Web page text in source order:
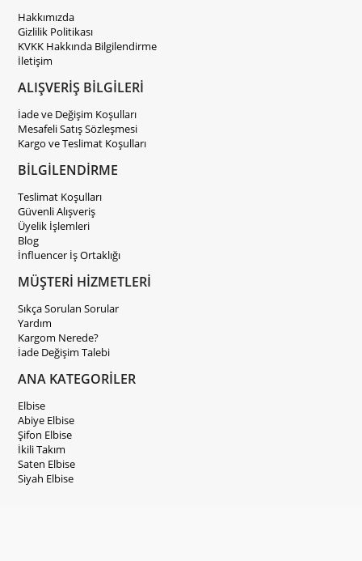
Hakkımızda
Gizlilik Politikası
KVKK Hakkında Bilgilendirme
İletişim
ALIŞVERİŞ BİLGİLERİ
İade ve Değişim Koşulları
Mesafeli Satış Sözleşmesi
Kargo ve Teslimat Koşulları
BİLGİLENDİRME
Teslimat Koşulları
Güvenli Alışveriş
Üyelik İşlemleri
Blog
İnfluencer İş Ortaklığı
MÜŞTERİ HİZMETLERİ
Sıkça Sorulan Sorular
Yardım
Kargom Nerede?
İade Değişim Talebi
ANA KATEGORİLER
Elbise
Abiye Elbise
Şifon Elbise
İkili Takım
Saten Elbise
Siyah Elbise